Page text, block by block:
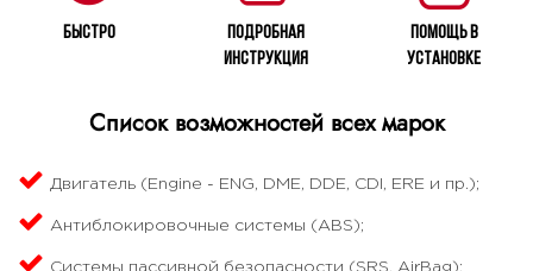
Быстро
Подробная
инструкция
Помощь в
установке
Список возможностей всех марок
Двигатель (Engine - ENG, DME, DDE, CDI, ERE и пр.);
Антиблокировочные системы (ABS);
Системы пассивной безопасности (SRS, AirBag);